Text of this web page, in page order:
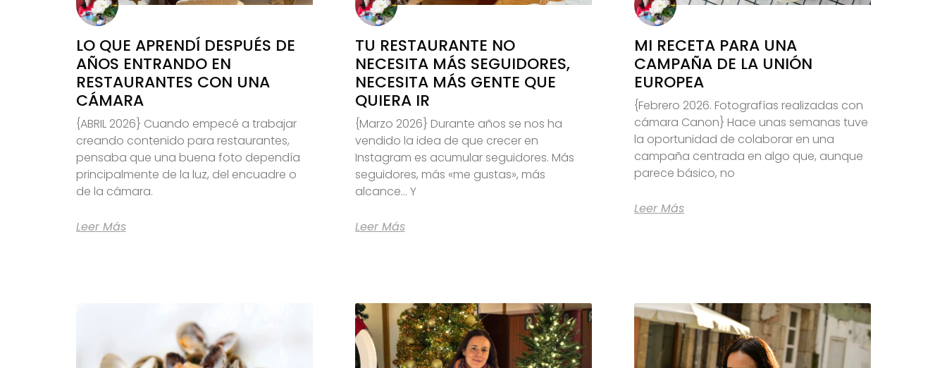
LO QUE APRENDÍ DESPUÉS DE
AÑOS ENTRANDO EN
RESTAURANTES CON UNA
CÁMARA
{ABRIL 2026} Cuando empecé a trabajar
creando contenido para restaurantes,
pensaba que una buena foto dependía
principalmente de la luz, del encuadre o
de la cámara.
Leer Más
TU RESTAURANTE NO
NECESITA MÁS SEGUIDORES,
NECESITA MÁS GENTE QUE
QUIERA IR
{Marzo 2026} Durante años se nos ha
vendido la idea de que crecer en
Instagram es acumular seguidores. Más
seguidores, más «me gustas», más
alcance… Y
Leer Más
MI RECETA PARA UNA
CAMPAÑA DE LA UNIÓN
EUROPEA
{Febrero 2026. Fotografías realizadas con
cámara Canon} Hace unas semanas tuve
la oportunidad de colaborar en una
campaña centrada en algo que, aunque
parece básico, no
Leer Más